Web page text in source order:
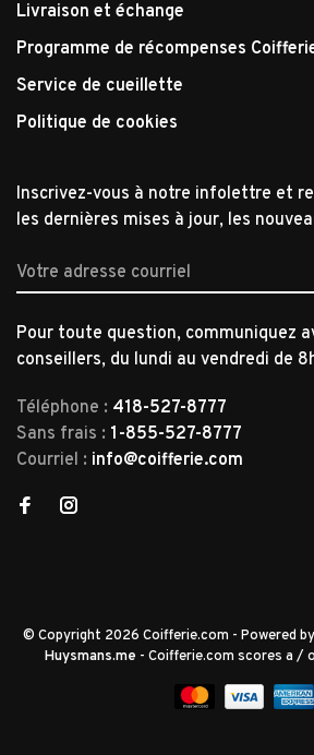
Livraison et échange
Programme de récompenses
Service de cueillette
Politique de cookies
Inscrivez-vous à notre infolettre et
les dernières mises à jour, les
Pour toute question, communiquez
conseillers, du lundi au vendredi de
Téléphone : 418-527-8777
Sans frais : 1-855-527-8777
Courriel : info@coifferie.com
© Copyright 2026 Coifferie.com - Powered by
Huysmans.me - Coifferie.com scores a /